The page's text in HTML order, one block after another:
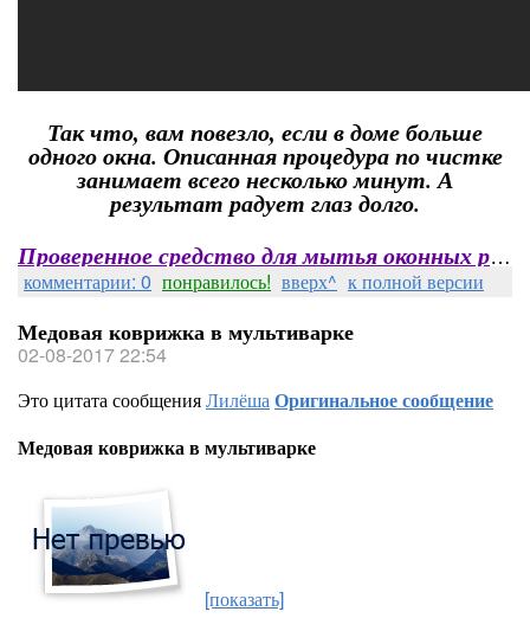
Так что, вам повезло, если в доме больше
одного окна. Описанная процедура по чистке
занимает всего несколько минут. А
результат радует глаз долго.
Проверенное средство для мытья оконных рам
комментарии: 0 понравилось! вверх^ к полной версии
Медовая коврижка в мультиварке
02-08-2017 22:54
Это цитата сообщенияЛилёшаОригинальное сообщение
Медовая коврижка в мультиварке
[показать]